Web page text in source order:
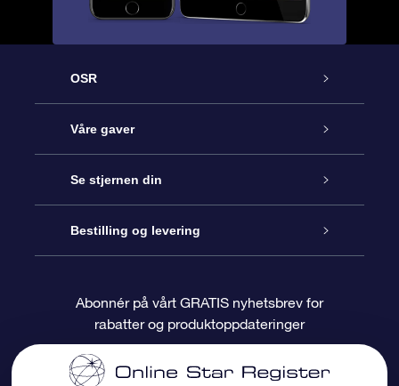
OSR
Kundeservice
Kontakt oss
Bloggen
Anmeldelser
Våre gaver
Online Stjernegave
OSR Gavepakke
OSR-gavekortet
Bedriftsgaver
Se stjernen din
Star Register
Pesontilpasset stjerneside
One Million Stars
Bestilling og levering
Betalingsinformasjon
Fraktinformasjon
Abonnér på vårt GRATIS nyhetsbrev for
rabatter og produktoppdateringer